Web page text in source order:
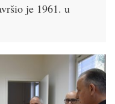
je 1961. u